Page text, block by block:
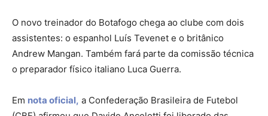
O novo treinador do Botafogo chega ao clube com dois
assistentes: o espanhol Luís Tevenet e o britânico
Andrew Mangan. Também fará parte da comissão técnica
o preparador físico italiano Luca Guerra.
Em nota oficial, a Confederação Brasileira de Futebol